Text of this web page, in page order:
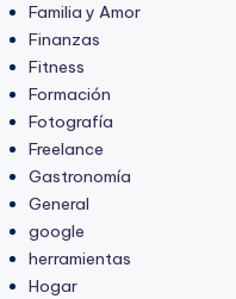
Familia y Amor
Finanzas
Fitness
Formación
Fotografía
Freelance
Gastronomía
General
google
herramientas
Hogar